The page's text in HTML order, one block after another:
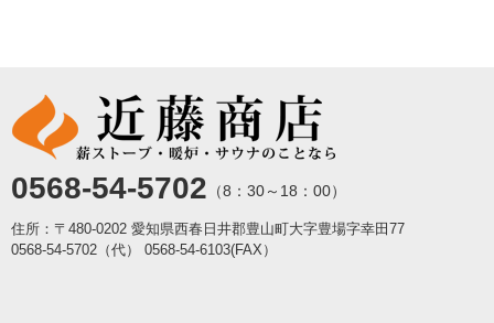
0568-54-5702 （8：30～18：00）
住所：〒480-0202 愛知県西春日井郡豊山町大字豊場字幸田77
0568-54-5702（代）
0568-54-6103(FAX）